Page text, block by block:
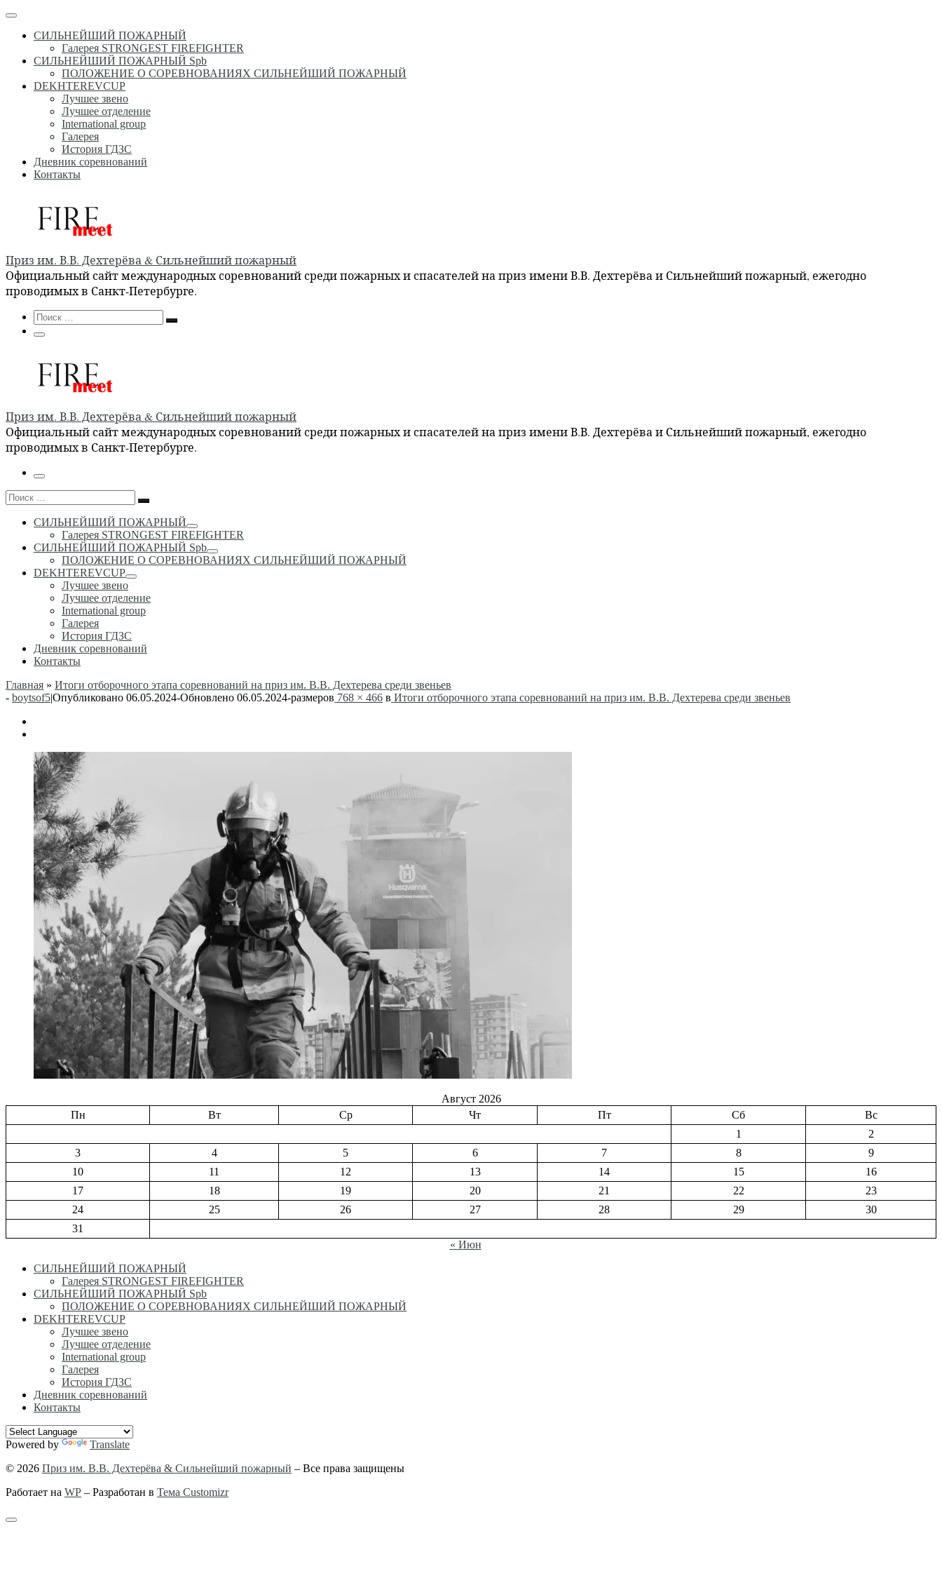
Перейти
содержимому
Меню
СИЛЬНЕЙШИЙ ПОЖАРНЫЙ
Галерея STRONGEST FIREFIGHTER
СИЛЬНЕЙШИЙ ПОЖАРНЫЙ Spb
ПОЛОЖЕНИЕ О СОРЕВНОВАНИЯХ СИЛЬНЕЙШИЙ ПОЖАРНЫЙ
DEKHTEREVCUP
Лучшее звено
Лучшее отделение
International group
Галерея
История ГДЗС
Дневник соревнований
Контакты
Приз им. В.В. Дехтерёва & Сильнейший пожарный
Официальный сайт международных соревнований среди пожарных и спасателей на приз имени В.В. Дехтерёва и Сильнейший пожарный, ежегодно
проводимых в Санкт-Петербурге.
Search
Поиск
Поиск
Меню
Приз им. В.В. Дехтерёва & Сильнейший пожарный
Официальный сайт международных соревнований среди пожарных и спасателей на приз имени В.В. Дехтерёва и Сильнейший пожарный, ежегодно
проводимых в Санкт-Петербурге.
Меню
Поиск
Поиск
…
СИЛЬНЕЙШИЙ ПОЖАРНЫЙ
Галерея STRONGEST FIREFIGHTER
СИЛЬНЕЙШИЙ ПОЖАРНЫЙ Spb
ПОЛОЖЕНИЕ О СОРЕВНОВАНИЯХ СИЛЬНЕЙШИЙ ПОЖАРНЫЙ
DEKHTEREVCUP
Лучшее звено
Лучшее отделение
International group
Галерея
История ГДЗС
Дневник соревнований
Контакты
Главная » Итоги отборочного этапа соревнований на приз им. В.В. Дехтерева среди звеньев
- boytsof5|Опубликовано 06.05.2024-Обновлено 06.05.2024-размеров 768 × 466 в Итоги отборочного этапа соревнований на приз им. В.В. Дехтерева среди звеньев
Навигация
изображениям
Август 2026
Пн
Вт Ср Чт Пт Сб
Вс
1
2
3
4 5 6 7 8
9
10
11 12 13 14 15
16
17
18 19 20 21 22
23
24
25 26 27 28 29
30
31
« Июн
СИЛЬНЕЙШИЙ ПОЖАРНЫЙ
Галерея STRONGEST FIREFIGHTER
СИЛЬНЕЙШИЙ ПОЖАРНЫЙ Spb
ПОЛОЖЕНИЕ О СОРЕВНОВАНИЯХ СИЛЬНЕЙШИЙ ПОЖАРНЫЙ
DEKHTEREVCUP
Лучшее звено
Лучшее отделение
International group
Галерея
История ГДЗС
Дневник соревнований
Контакты
Powered by
Translate
© 2026 Приз им. В.В. Дехтерёва & Сильнейший пожарный – Все права защищены
Работает на WP – Разработан в Тема Customizr